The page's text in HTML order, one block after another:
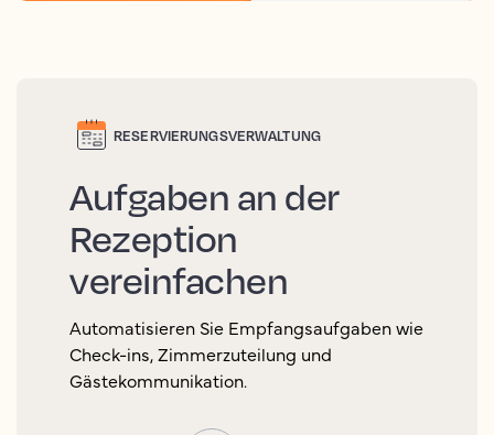
RESERVIERUNGSVERWALTUNG
Aufgaben an der
Rezeption
vereinfachen
Automatisieren Sie Empfangsaufgaben wie
Check-ins, Zimmerzuteilung und
Gästekommunikation.